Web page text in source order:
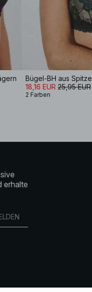
Bügel-BH aus Spitze
18,16 EUR 25,95 EUR
2 Farben
erhalte